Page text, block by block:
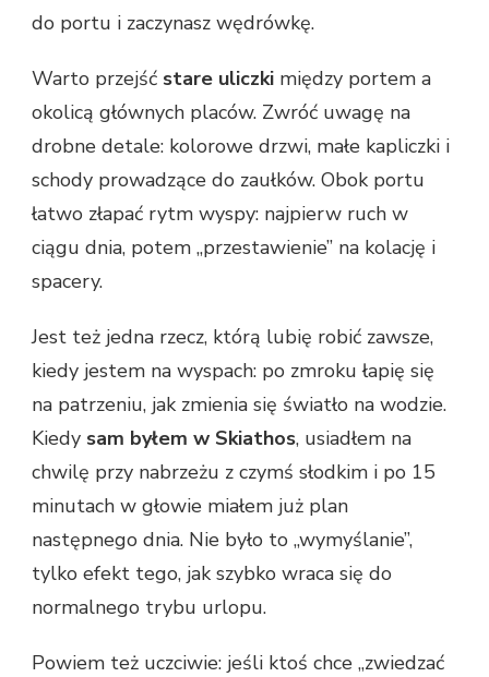
do portu i zaczynasz wędrówkę.
Warto przejść stare uliczki między portem a
okolicą głównych placów. Zwróć uwagę na
drobne detale: kolorowe drzwi, małe kapliczki i
schody prowadzące do zaułków. Obok portu
łatwo złapać rytm wyspy: najpierw ruch w
ciągu dnia, potem „przestawienie” na kolację i
spacery.
Jest też jedna rzecz, którą lubię robić zawsze,
kiedy jestem na wyspach: po zmroku łapię się
na patrzeniu, jak zmienia się światło na wodzie.
Kiedy sam byłem w Skiathos, usiadłem na
chwilę przy nabrzeżu z czymś słodkim i po 15
minutach w głowie miałem już plan
następnego dnia. Nie było to „wymyślanie”,
tylko efekt tego, jak szybko wraca się do
normalnego trybu urlopu.
Powiem też uczciwie: jeśli ktoś chce „zwiedzać